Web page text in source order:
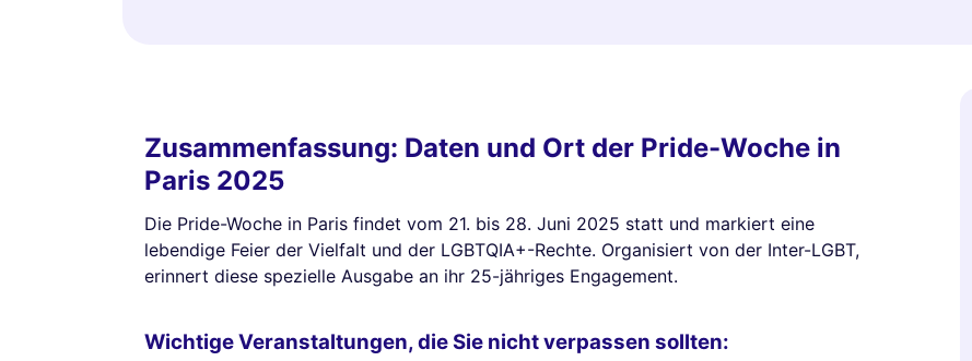
Zusammenfassung: Daten und Ort der Pride-Woche in
Paris 2025
Die Pride-Woche in Paris findet vom 21. bis 28. Juni 2025 statt und markiert eine
lebendige Feier der Vielfalt und der LGBTQIA+-Rechte. Organisiert von der Inter-LGBT,
erinnert diese spezielle Ausgabe an ihr 25-jähriges Engagement.
Wichtige Veranstaltungen, die Sie nicht verpassen sollten: